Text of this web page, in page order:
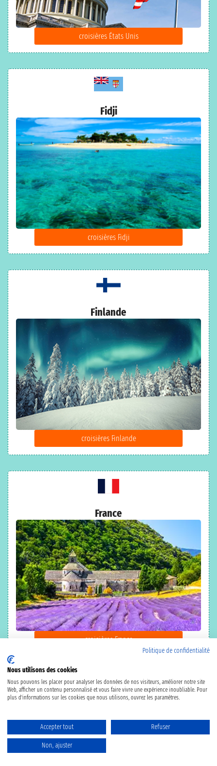
croisières États Unis
Fidji
croisières Fidji
Finlande
croisières Finlande
France
croisières France
Politique de confidentialité
Nous utilisons des cookies
Nous pouvons les placer pour analyser les données de nos visiteurs, améliorer notre site
Web, afficher un contenu personnalisé et vous faire vivre une expérience inoubliable. Pour
plus d'informations sur les cookies que nous utilisons, ouvrez les paramètres.
Accepter tout Refuser
Non, ajuster